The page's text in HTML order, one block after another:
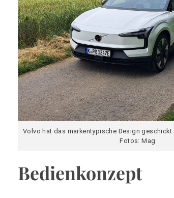
Volvo hat das markentypische Design geschickt
Fotos: Mag
Bedienkonzept